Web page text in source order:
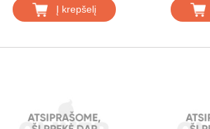
Į krepšelį